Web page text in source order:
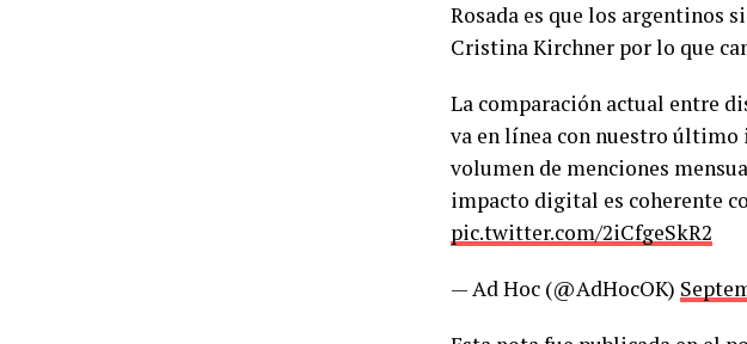
Rosada es que los argentinos
Cristina Kirchner por lo que
La comparación actual entre
va en línea con nuestro último
volumen de menciones
impacto digital es coherente
pic.twitter.com/2iCfgeSkR2
— Ad Hoc (@AdHocOK)